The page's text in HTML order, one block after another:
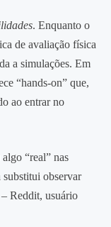
. Enquanto o
de avaliação física
a simulações. Em
“hands‑on” que,
ao entrar no
“real” nas
substitui observar
Reddit, usuário